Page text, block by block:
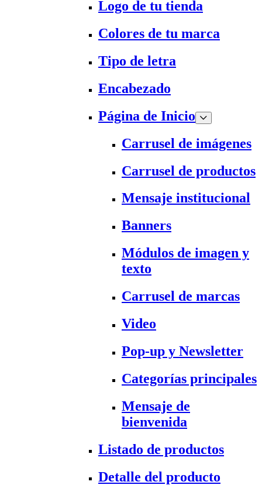
Logo de tu tienda
Colores de tu marca
Tipo de letra
Encabezado
Página de Inicio
Carrusel de imágenes
Carrusel de productos
Mensaje institucional
Banners
Módulos de imagen y
texto
Carrusel de marcas
Video
Pop-up y Newsletter
Categorías principales
Mensaje de
bienvenida
Listado de productos
Detalle del producto